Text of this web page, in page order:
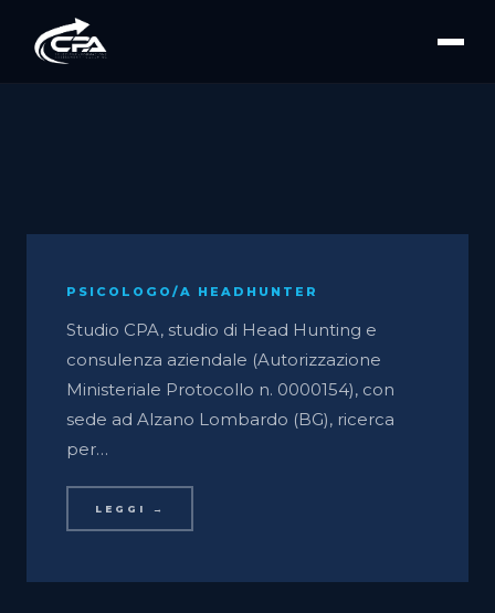
PSICOLOGO/A HEADHUNTER
Studio CPA, studio di Head Hunting e
consulenza aziendale (Autorizzazione
Ministeriale Protocollo n. 0000154), con
sede ad Alzano Lombardo (BG), ricerca
per…
LEGGI →